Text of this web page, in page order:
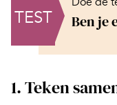
TEST Ben je
1. Teken